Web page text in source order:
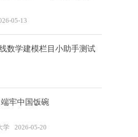
05-13
数学建模栏目小助手测试
牢中国饭碗
学 2026-05-20